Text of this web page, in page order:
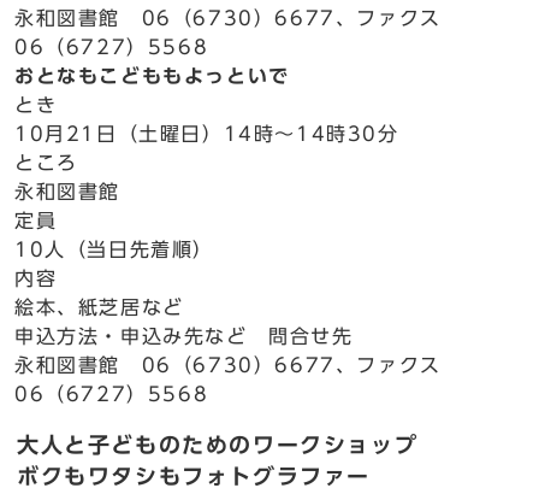
永和図書館 06（6730）6677、ファクス
06（6727）5568
おとなもこどももよっといで
とき
10月21日（土曜日）14時～14時30分
ところ
永和図書館
定員
10人（当日先着順）
内容
絵本、紙芝居など
申込方法・申込み先など 問合せ先
永和図書館 06（6730）6677、ファクス
06（6727）5568
大人と子どものためのワークショップ
ボクもワタシもフォトグラファー